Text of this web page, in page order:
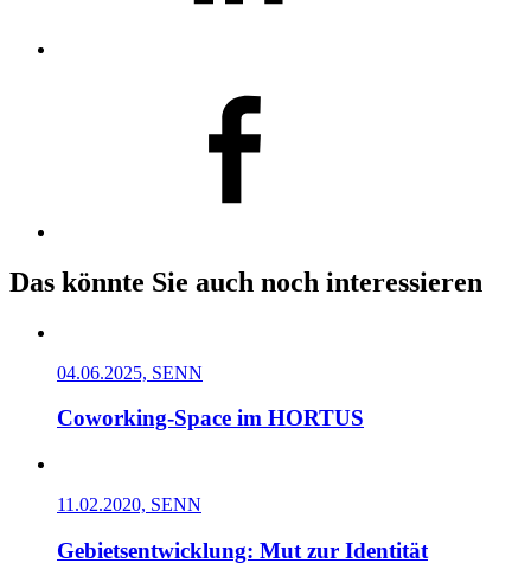
Das könnte Sie auch noch interessieren
04.06.2025, SENN
Coworking-Space im HORTUS
11.02.2020, SENN
Gebietsentwicklung: Mut zur Identität